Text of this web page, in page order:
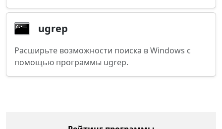
ugrep
Расширьте возможности поиска в Windows с
помощью программы ugrep.